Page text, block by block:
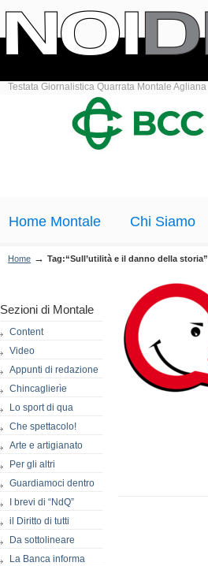
Testata Giornalistica Quarrata Montale Agliana
Home Montale Chi Siamo
Home → Tag:“Sull’utilità e il danno della storia”
Sezioni di Montale
Content
Video
Appunti di redazione
Chincaglierìe
Lo sport di qua
Che spettacolo!
Arte e artigianato
Per gli altri
Guardiamoci dentro
I brevi di “NdQ”
il Diritto di tutti
Da sottolineare
La Banca informa